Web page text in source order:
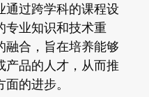
通过跨学科的课程设
专业知识和技术重
融合，旨在培养能够
产品的人才，从而推
的进步。